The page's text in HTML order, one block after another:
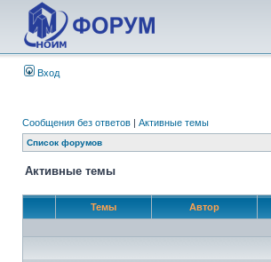
Вход
Сообщения без ответов | Активные темы
Список форумов
Активные темы
Темы Автор